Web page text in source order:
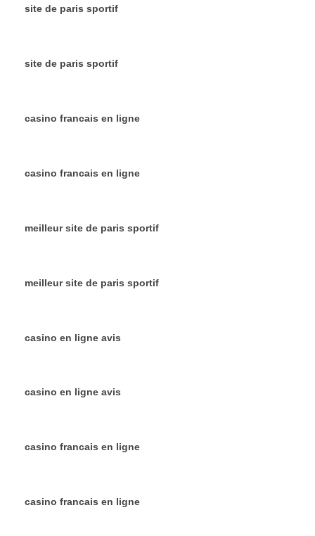
site de paris sportif
site de paris sportif
casino francais en ligne
casino francais en ligne
meilleur site de paris sportif
meilleur site de paris sportif
casino en ligne avis
casino en ligne avis
casino francais en ligne
casino francais en ligne